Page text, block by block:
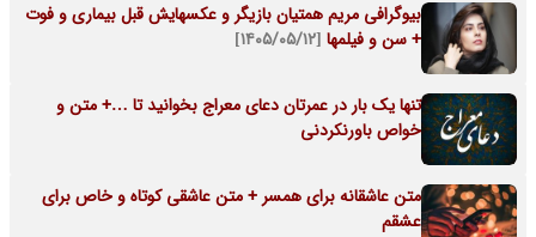
بیوگرافی مریم همتیان بازیگر و عکسهایش قبل بیماری و فوت
+ سن و فیلمها [۱۴۰۵/۰۵/۱۲]
تنها یک بار در عمرتان دعای معراج بخوانید تا …+ متن و
خواص باورنکردنی
متن عاشقانه برای همسر + متن عاشقی کوتاه و خاص برای
عشقم